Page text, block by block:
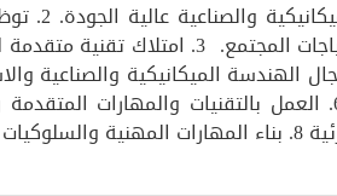
1. تطبيق
والصناعية لتحليل وتصميم وتطوير الأنظمة والمكونات
أن يكون لها دور أساسي في التوطين المحلي لمشاريع الطاقة المتجددة.